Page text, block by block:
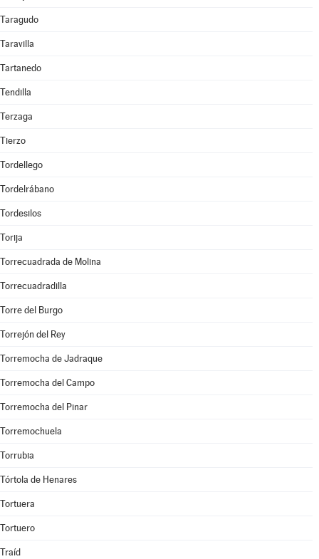
Taragudo
Taravilla
Tartanedo
Tendilla
Terzaga
Tierzo
Tordellego
Tordelrábano
Tordesilos
Torija
Torrecuadrada de Molina
Torrecuadradilla
Torre del Burgo
Torrejón del Rey
Torremocha de Jadraque
Torremocha del Campo
Torremocha del Pinar
Torremochuela
Torrubia
Tórtola de Henares
Tortuera
Tortuero
Traíd